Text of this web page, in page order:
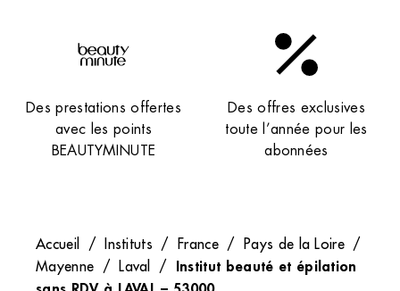
Des prestations offertes
avec les points
BEAUTYMINUTE
Des offres exclusives
toute l’année pour les
abonnées
Accueil / Instituts / France / Pays de la Loire /
Mayenne / Laval / Institut beauté et épilation